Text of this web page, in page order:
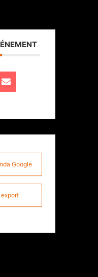
Google